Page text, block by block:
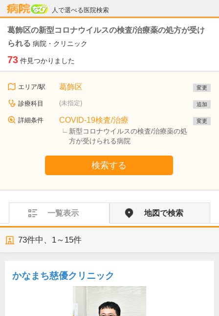
人で選べる医院検索
病院なび
葛飾区の新型コロナウイルスの検査/治療薬の処方が受け
られる 病院・クリニック
73 件見つかりました
エリア/駅 葛飾区 変更
診療科目 (未指定) 追加
詳細条件 COVID-19検査/治療
新型コロナウイルスの検査/治療薬の処
方が受けられる病院
変更
検索する
一覧表示 地図で検索
73件中、 1～15件
かなまち慈優クリニック